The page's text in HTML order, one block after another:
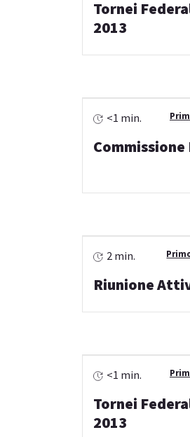
Tornei
2013
<1 min.
2 min.
Riunione
<1 min.
Tornei
2013